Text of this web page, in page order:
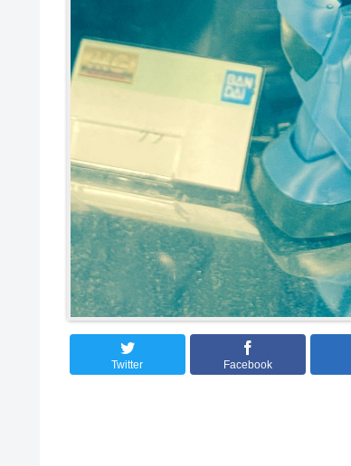
Twitter Facebook